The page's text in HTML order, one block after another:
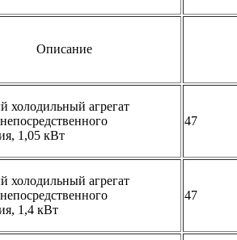
Описание
холодильный агрегат
1,05 кВт
47
холодильный агрегат
1,4 кВт
47